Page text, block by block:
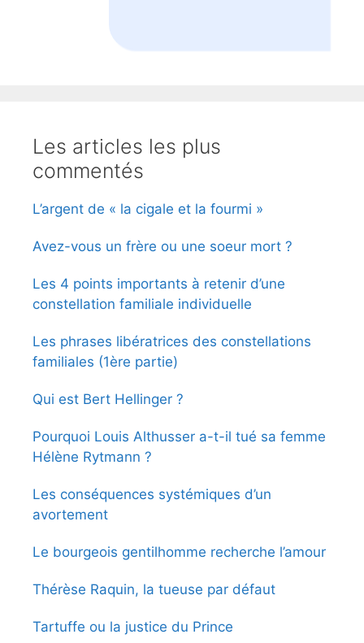
Les articles les plus
commentés
L’argent de « la cigale et la fourmi »
Avez-vous un frère ou une soeur mort ?
Les 4 points importants à retenir d’une
constellation familiale individuelle
Les phrases libératrices des constellations
familiales (1ère partie)
Qui est Bert Hellinger ?
Pourquoi Louis Althusser a-t-il tué sa femme
Hélène Rytmann ?
Les conséquences systémiques d’un
avortement
Le bourgeois gentilhomme recherche l’amour
Thérèse Raquin, la tueuse par défaut
Tartuffe ou la justice du Prince